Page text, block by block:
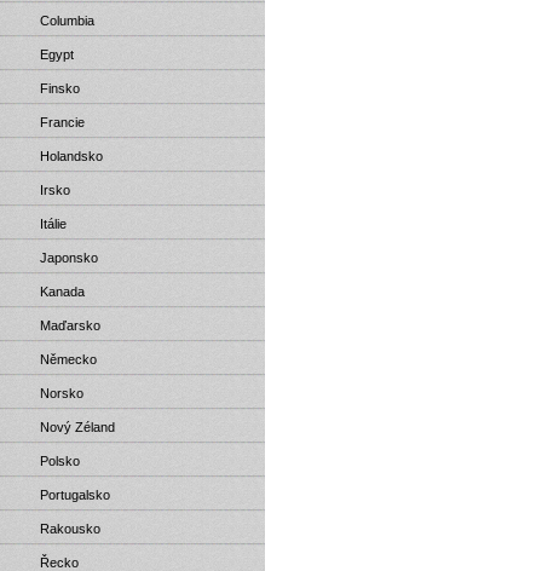
Columbia
Egypt
Finsko
Francie
Holandsko
Irsko
Itálie
Japonsko
Kanada
Maďarsko
Německo
Norsko
Nový Zéland
Polsko
Portugalsko
Rakousko
Řecko